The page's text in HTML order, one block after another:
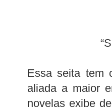
Essa seita tem
aliada a maior
novelas exibe